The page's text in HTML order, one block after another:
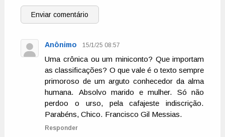
Enviar comentário
Anônimo 15/1/25 08:57
Uma crônica ou um miniconto? Que importam
as classificações? O que vale é o texto sempre
primoroso de um arguto conhecedor da alma
humana. Absolvo marido e mulher. Só não
perdoo o urso, pela cafajeste indiscrição.
Parabéns, Chico. Francisco Gil Messias.
Responder